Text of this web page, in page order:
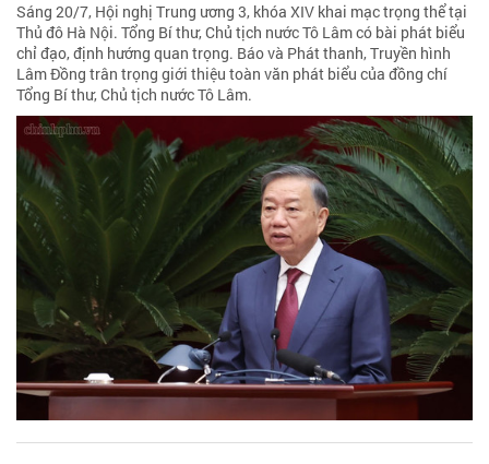
Sáng 20/7, Hội nghị Trung ương 3, khóa XIV khai mạc trọng thể tại
Thủ đô Hà Nội. Tổng Bí thư, Chủ tịch nước Tô Lâm có bài phát biểu
chỉ đạo, định hướng quan trọng. Báo và Phát thanh, Truyền hình
Lâm Đồng trân trọng giới thiệu toàn văn phát biểu của đồng chí
Tổng Bí thư, Chủ tịch nước Tô Lâm.